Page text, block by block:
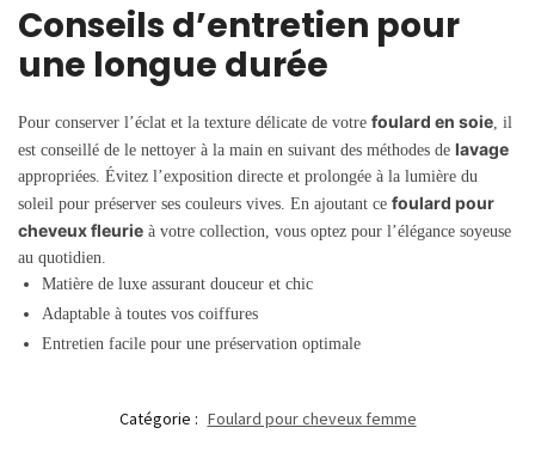
Conseils d’entretien pour
une longue durée
Pour conserver l’éclat et la texture délicate de votre foulard en soie , il
est conseillé de le nettoyer à la main en suivant des méthodes de lavage
appropriées. Évitez l’exposition directe et prolongée à la lumière du
soleil pour préserver ses couleurs vives. En ajoutant ce foulard pour
cheveux fleurie à votre collection, vous optez pour l’élégance soyeuse
au quotidien.
Matière de luxe assurant douceur et chic
Adaptable à toutes vos coiffures
Entretien facile pour une préservation optimale
Catégorie : Foulard pour cheveux femme